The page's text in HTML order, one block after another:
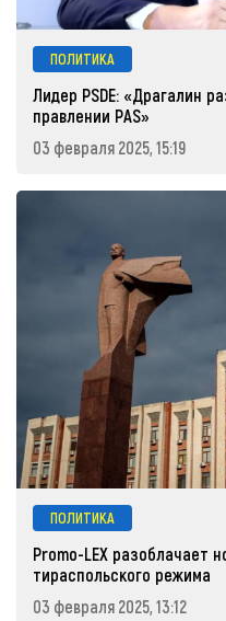
ПОЛИТИКА
Лидер PSDE: «Драгалин
правлении PAS»
03 февраля 2025, 15:19
ПОЛИТИКА
Promo-LEX разоблачает
тираспольского режима
03 февраля 2025, 13:12